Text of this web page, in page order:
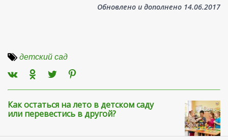
Обновлено и дополнено 14.06.2017
детский сад
Как остаться на лето в детском саду
или перевестись в другой?